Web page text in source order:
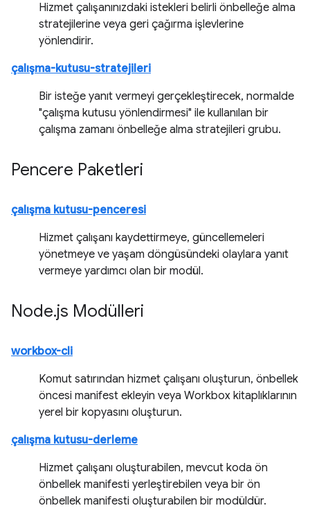
Hizmet çalışanınızdaki istekleri belirli önbelleğe alma
stratejilerine veya geri çağırma işlevlerine
yönlendirir.
çalışma-kutusu-stratejileri
Bir isteğe yanıt vermeyi gerçekleştirecek, normalde
"çalışma kutusu yönlendirmesi" ile kullanılan bir
çalışma zamanı önbelleğe alma stratejileri grubu.
Pencere Paketleri
çalışma kutusu-penceresi
Hizmet çalışanı kaydettirmeye, güncellemeleri
yönetmeye ve yaşam döngüsündeki olaylara yanıt
vermeye yardımcı olan bir modül.
Node.js Modülleri
workbox-cli
Komut satırından hizmet çalışanı oluşturun, önbellek
öncesi manifest ekleyin veya Workbox kitaplıklarının
yerel bir kopyasını oluşturun.
çalışma kutusu-derleme
Hizmet çalışanı oluşturabilen, mevcut koda ön
önbellek manifesti yerleştirebilen veya bir ön
önbellek manifesti oluşturabilen bir modüldür.